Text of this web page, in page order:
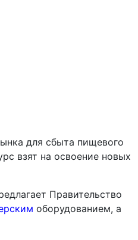
для сбыта пищевого
взят на освоение новых
Правительство
оборудованием, а